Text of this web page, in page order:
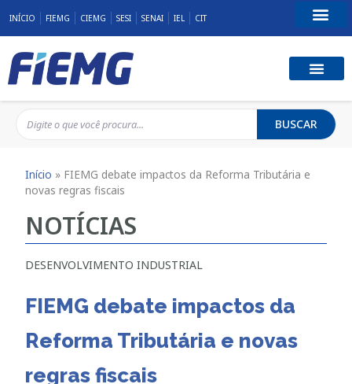
INÍCIO FIEMG CIEMG SESI SENAI IEL CIT
BUSCAR
Início » FIEMG debate impactos da Reforma Tributária e
novas regras fiscais
NOTÍCIAS
DESENVOLVIMENTO INDUSTRIAL
FIEMG debate impactos da
Reforma Tributária e novas
regras fiscais